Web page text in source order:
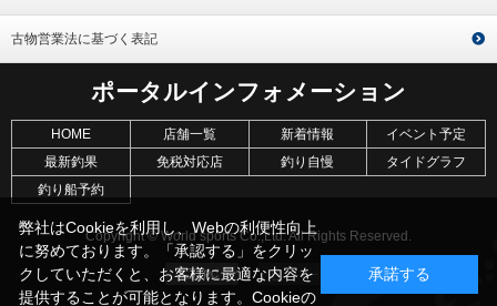
古物営業法に基づく表記
ポータルインフォメーション
HOME 店舗一覧 新着情報
イベント予定
最新釣果
免税対応店 釣り自慢
タイドグラフ
釣り船予約
Copyright © World sports Co.,Ltd. All Rights Reserved.
弊社はCookieを利用し、Webの利便性向上
に努めております。「承認する」をクリッ
クしていただくと、お客様に最適な内容を
提供することが可能となります。Cookieの
承諾する